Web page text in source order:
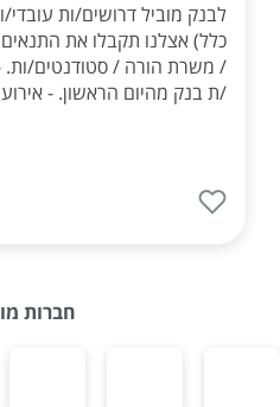
לבנק מוביל דרושים/ות
כלל) אצלנו תקבלו את
/ משרת הורה / סטודנטים/ות. -
/ת בנק מהיום הראשון. -
חברות